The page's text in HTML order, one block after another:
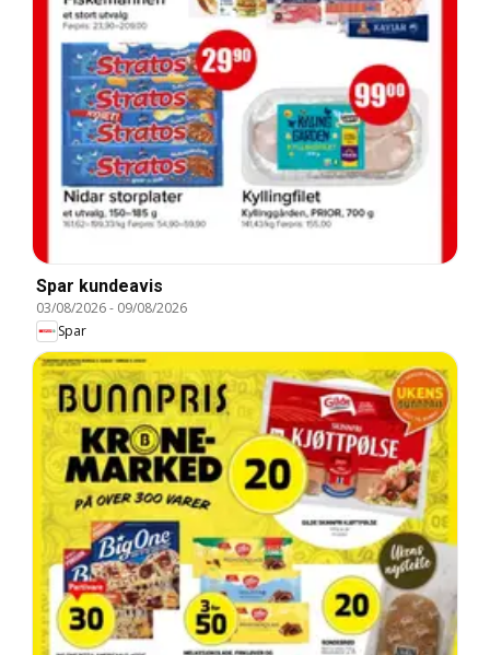
Spar kundeavis
03/08/2026- 09/08/2026
Spar